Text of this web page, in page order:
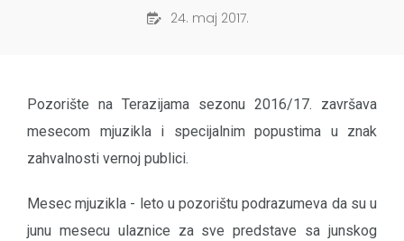
24. maj 2017.
Pozorište na Terazijama sezonu 2016/17. završava
mesecom mjuzikla i specijalnim popustima u znak
zahvalnosti vernoj publici.
Mesec mjuzikla - leto u pozorištu podrazumeva da su u
junu mesecu ulaznice za sve predstave sa junskog